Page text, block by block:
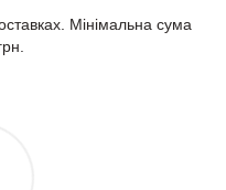
Мінімальна сума